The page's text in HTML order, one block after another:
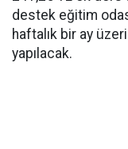
destek eğitim
haftalık bir ay
yapılacak.